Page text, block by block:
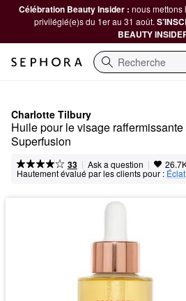
Célébration Beauty Insider : nous mettons
privilégié(e)s du 1er au 31 août.
BEAUTY
Recherche
Charlotte Tilbury
Huile pour le visage
Superfusion
33 | Ask a question |
Hautement évalué par les clients pour : Éclat